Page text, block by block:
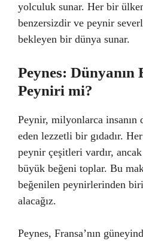
yolculuk sunar. Her bir
benzersizdir ve peynir
bekleyen bir dünya sunar.
Peynes: Dünyanın
Peyniri mi?
Peynir, milyonlarca insanın
eden lezzetli bir gıdadır.
peynir çeşitleri vardır,
büyük beğeni toplar. Bu
beğenilen peynirlerinden
alacağız.
Peynes, Fransa’nın